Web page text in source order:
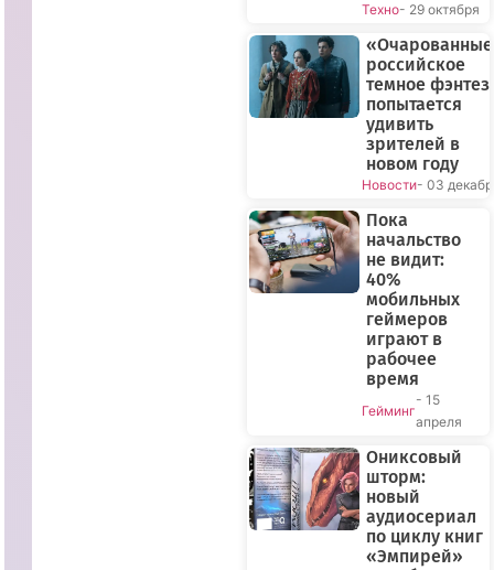
Техно- 29 октября
российское
темное
попытается
удивить
зрителей в
новом году
Новости- 03
Пока
начальство
не видит:
40%
мобильных
геймеров
играют в
рабочее
время
Гейминг
- 15
апреля
Ониксовый
шторм:
новый
аудиосериал
по циклу книг
«Эмпирей»